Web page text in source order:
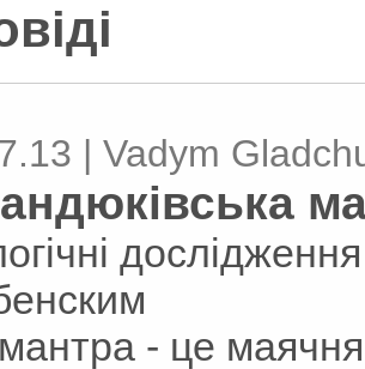
| Vadym
- це